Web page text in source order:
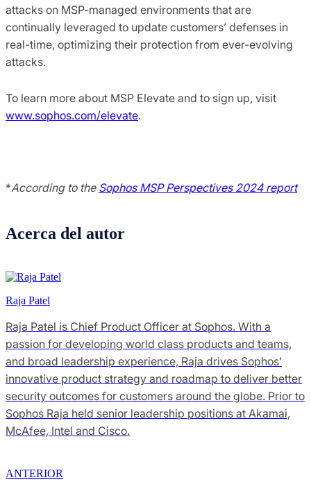
attacks on MSP-managed environments that are
continually leveraged to update customers’ defenses in
real-time, optimizing their protection from ever-evolving
attacks.
To learn more about MSP Elevate and to sign up, visit
www.sophos.com/elevate.
*According to the Sophos MSP Perspectives 2024 report
Acerca del autor
Raja Patel
Raja Patel is Chief Product Officer at Sophos. With a
passion for developing world class products and teams,
and broad leadership experience, Raja drives Sophos’
innovative product strategy and roadmap to deliver better
security outcomes for customers around the globe. Prior to
Sophos Raja held senior leadership positions at Akamai,
McAfee, Intel and Cisco.
ANTERIOR